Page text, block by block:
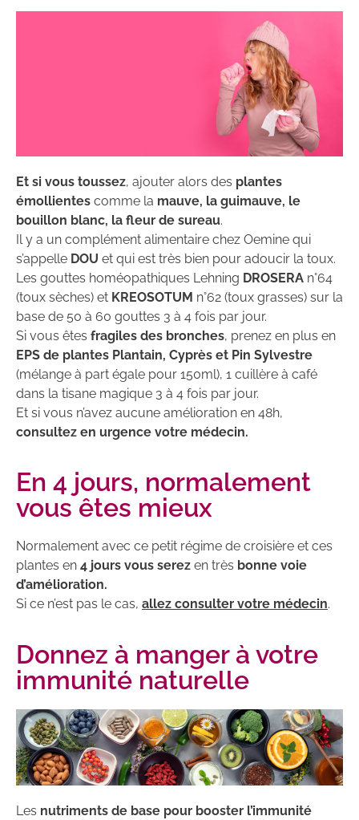
Et si vous toussez, ajouter alors des plantes
émollientes comme la mauve, la guimauve, le
bouillon blanc, la fleur de sureau.
Il y a un complément alimentaire chez Oemine qui
s’appelle DOU et qui est très bien pour adoucir la toux.
Les gouttes homéopathiques Lehning DROSERA n°64
(toux sèches) et KREOSOTUM n°62 (toux grasses) sur la
base de 50 à 60 gouttes 3 à 4 fois par jour.
Si vous êtes fragiles des bronches, prenez en plus en
EPS de plantes Plantain, Cyprès et Pin Sylvestre
(mélange à part égale pour 150ml), 1 cuillère à café
dans la tisane magique 3 à 4 fois par jour.
Et si vous n’avez aucune amélioration en 48h,
consultez en urgence votre médecin.
En 4 jours, normalement
vous êtes mieux
Normalement avec ce petit régime de croisière et ces
plantes en 4 jours vous serez en très bonne voie
d’amélioration.
Si ce n’est pas le cas, allez consulter votre médecin.
Donnez à manger à votre
immunité naturelle
Les nutriments de base pour booster l’immunité